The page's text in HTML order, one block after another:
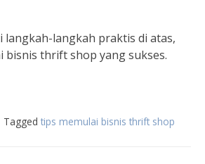
langkah-langkah praktis di atas,
bisnis thrift shop yang sukses.
Tagged tips memulai bisnis thrift shop